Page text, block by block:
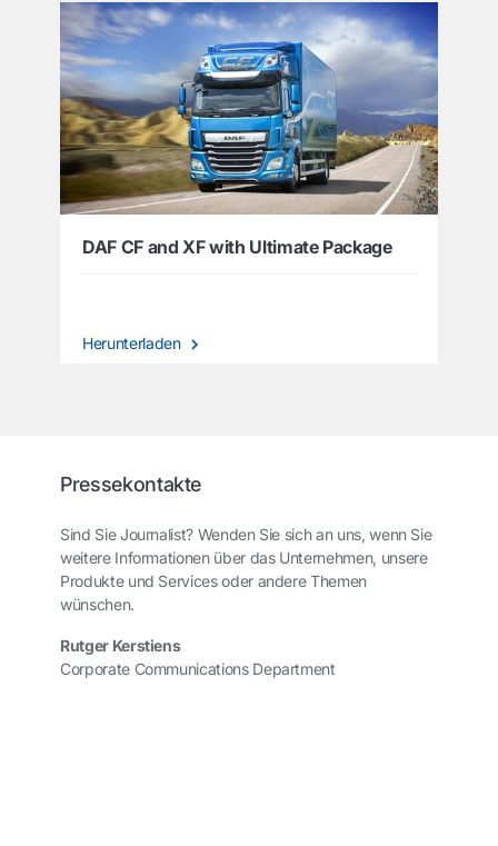
DAF CF and XF with Ultimate Package
Herunterladen
Pressekontakte
Sind Sie Journalist? Wenden Sie sich an uns, wenn Sie
weitere Informationen über das Unternehmen, unsere
Produkte und Services oder andere Themen
wünschen.
Rutger Kerstiens
Corporate Communications Department